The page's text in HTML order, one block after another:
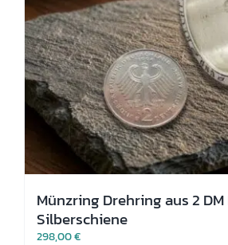
Münzring Drehring aus 2
Silberschiene
298,00€